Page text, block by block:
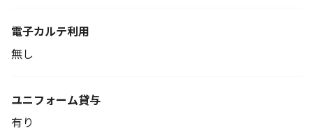
電子カルテ利用
無し
ユニフォーム貸与
有り